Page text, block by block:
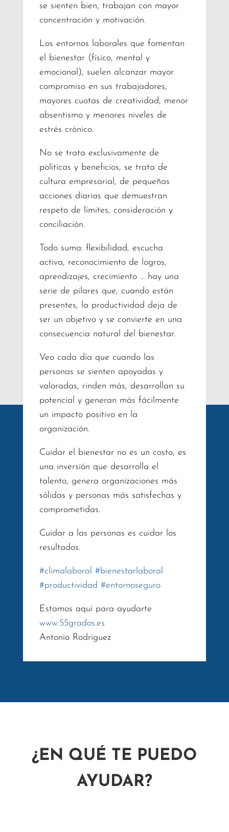
se sienten bien, trabajan con mayor
concentración y motivación.
Los entornos laborales que fomentan
el bienestar (físico, mental y
emocional), suelen alcanzar mayor
compromiso en sus trabajadores,
mayores cuotas de creatividad, menor
absentismo y menores niveles de
estrés crónico.
No se trata exclusivamente de
políticas y beneficios, se trata de
cultura empresarial, de pequeñas
acciones diarias que demuestran
respeto de límites, consideración y
conciliación.
Todo suma: flexibilidad, escucha
activa, reconocimiento de logros,
aprendizajes, crecimiento … hay una
serie de pilares que, cuando están
presentes, la productividad deja de
ser un objetivo y se convierte en una
consecuencia natural del bienestar.
Veo cada día que cuando las
personas se sienten apoyadas y
valoradas, rinden más, desarrollan su
potencial y generan más fácilmente
un impacto positivo en la
organización.
Cuidar el bienestar no es un costo, es
una inversión que desarrolla el
talento, genera organizaciones más
sólidas y personas más satisfechas y
comprometidas.
Cuidar a las personas es cuidar los
resultados.
#climalaboral #bienestarlaboral
#productividad #entornoseguro
Estamos aquí para ayudarte
www.55grados.es
Antonio Rodríguez
¿EN QUÉ TE PUEDO
AYUDAR?